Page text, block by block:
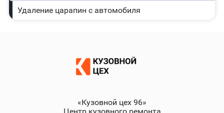
Удаление царапин с автомобиля
«Кузовной цех 96»